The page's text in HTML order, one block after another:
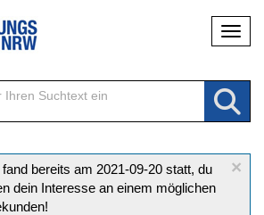
×
bereits am 2021-09-20 statt, du
dein Interesse an einem möglichen